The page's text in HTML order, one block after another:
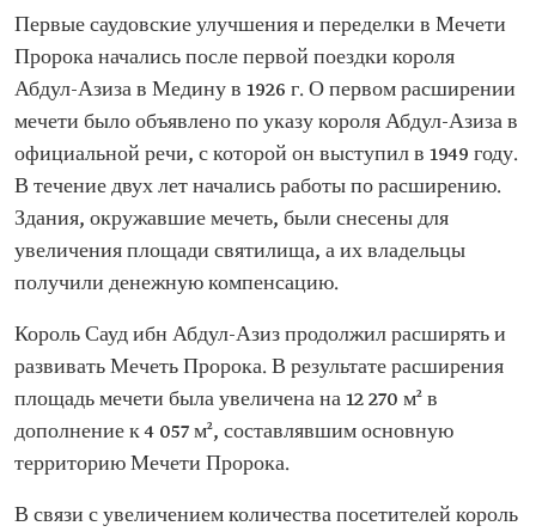
Первые саудовские улучшения и переделки в Мечети
Пророка начались после первой поездки короля
Абдул-Азиза в Медину в 1926 г. О первом расширении
мечети было объявлено по указу короля Абдул-Азиза в
официальной речи, с которой он выступил в 1949 году.
В течение двух лет начались работы по расширению.
Здания, окружавшие мечеть, были снесены для
увеличения площади святилища, а их владельцы
получили денежную компенсацию.
Король Сауд ибн Абдул-Азиз продолжил расширять и
развивать Мечеть Пророка. В результате расширения
площадь мечети была увеличена на 12 270 м² в
дополнение к 4 057 м², составлявшим основную
территорию Мечети Пророка.
В связи с увеличением количества посетителей король